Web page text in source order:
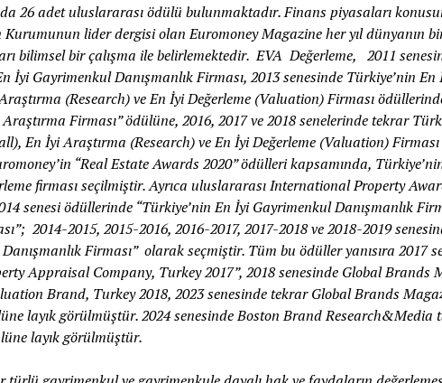
26 adet uluslararası ödülü bulunmaktadır. Finans piyasaları
Kurumunun lider dergisi olan Euromoney Magazine her yıl dünyanın
bilimsel bir çalışma ile belirlemektedir. EVA Değerleme, 2011
İyi Gayrimenkul Danışmanlık Firması, 2013 senesinde Türkiye’nin En
(Research) ve En İyi Değerleme (Valuation) Firması
Firması” ödülüne, 2016, 2017 ve 2018 senelerinde tekrar
En İyi Araştırma (Research) ve En İyi Değerleme (Valuation)
“Real Estate Awards 2020” ödülleri kapsamında,
firması seçilmiştir. Ayrıca uluslararası International Property
senesi ödüllerinde “Türkiye’nin En İyi Gayrimenkul Danışmanlık
2014-2015, 2015-2016, 2016-2017, 2017-2018 ve 2018-2019
Firması” olarak seçmiştir. Tüm bu ödüller yanısıra 2017
Appraisal Company, Turkey 2017”, 2018 senesinde Global Brands
Brand, Turkey 2018, 2023 senesinde tekrar Global Brands
layık görülmüştür. 2024 senesinde Boston Brand Research&Media
layık görülmüştür.